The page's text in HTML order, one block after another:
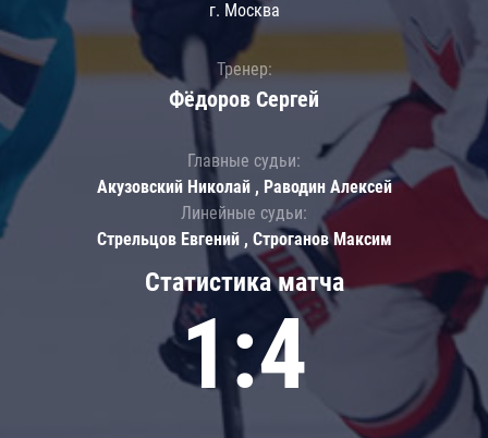
Статистика матча
1:4
г. Москва
Тренер:
Фёдоров Сергей
Главные судьи:
Акузовский Николай , Раводин Алексей
Линейные судьи:
Стрельцов Евгений , Строганов Максим